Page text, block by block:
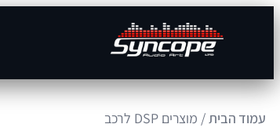
עמוד הבית / מוצרים DSP לרכב